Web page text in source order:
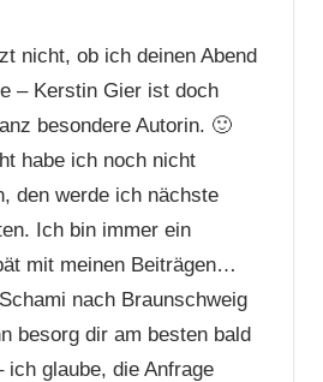
nicht, ob ich deinen Abend
– Kerstin Gier ist doch
besondere Autorin. 🙂
habe ich noch nicht
den werde ich nächste
Ich bin immer ein
mit meinen Beiträgen…
nach Braunschweig
besorg dir am besten bald
ich glaube, die Anfrage